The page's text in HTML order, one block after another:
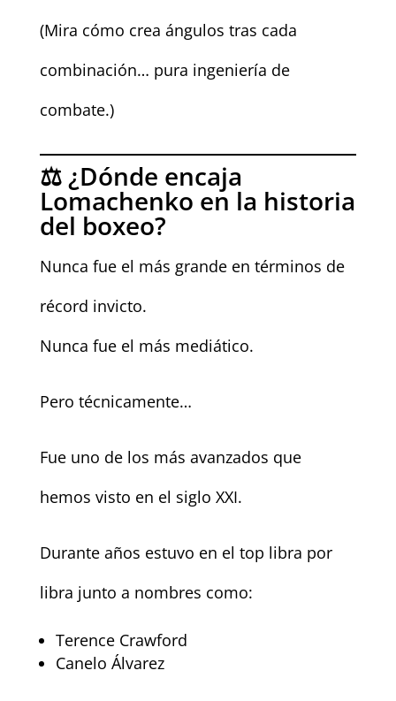
(Mira cómo crea ángulos tras cada
combinación… pura ingeniería de
combate.)
⚖️ ¿Dónde encaja
Lomachenko en la historia
del boxeo?
Nunca fue el más grande en términos de
récord invicto.
Nunca fue el más mediático.
Pero técnicamente…
Fue uno de los más avanzados que
hemos visto en el siglo XXI.
Durante años estuvo en el top libra por
libra junto a nombres como:
Terence Crawford
Canelo Álvarez